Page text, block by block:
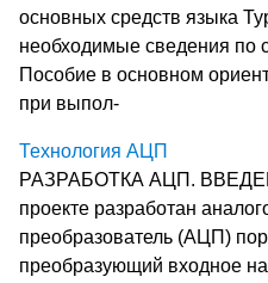
основных средств языка
необходимые сведения по
Пособие в основном
при выпол-
Технология АЦП
РАЗРАБОТКА АЦП.
проекте разработан
преобразователь (АЦП)
преобразующий входное